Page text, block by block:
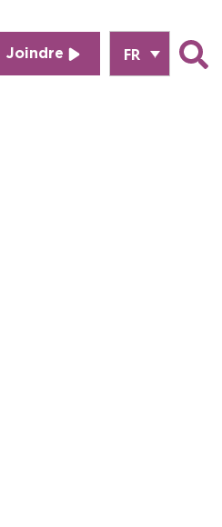
Joindre FR